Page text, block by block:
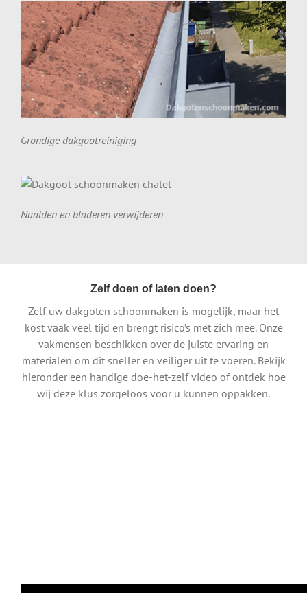
Grondige dakgootreiniging
Naalden en bladeren verwijderen
Zelf doen of laten doen?
Zelf uw dakgoten schoonmaken is mogelijk, maar het
kost vaak veel tijd en brengt risico’s met zich mee. Onze
vakmensen beschikken over de juiste ervaring en
materialen om dit sneller en veiliger uit te voeren. Bekijk
hieronder een handige doe-het-zelf video of ontdek hoe
wij deze klus zorgeloos voor u kunnen oppakken.